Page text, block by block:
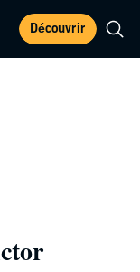
Découvrir